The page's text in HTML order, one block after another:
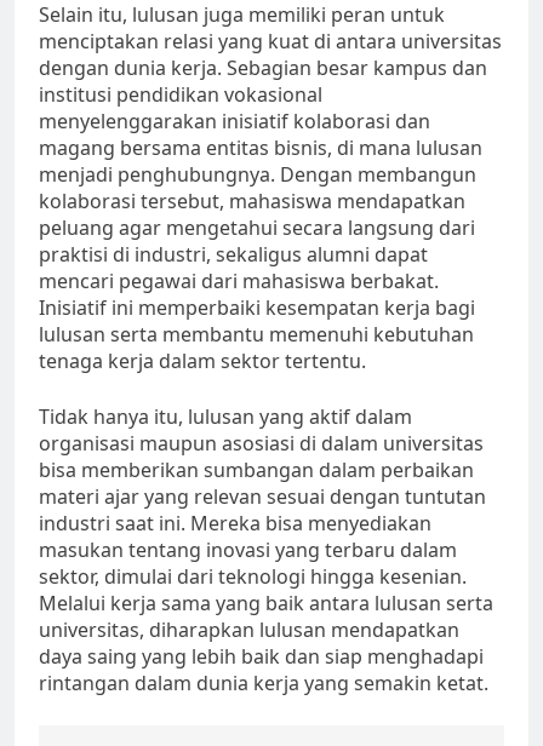
Selain itu, lulusan juga memiliki peran untuk
menciptakan relasi yang kuat di antara universitas
dengan dunia kerja. Sebagian besar kampus dan
institusi pendidikan vokasional
menyelenggarakan inisiatif kolaborasi dan
magang bersama entitas bisnis, di mana lulusan
menjadi penghubungnya. Dengan membangun
kolaborasi tersebut, mahasiswa mendapatkan
peluang agar mengetahui secara langsung dari
praktisi di industri, sekaligus alumni dapat
mencari pegawai dari mahasiswa berbakat.
Inisiatif ini memperbaiki kesempatan kerja bagi
lulusan serta membantu memenuhi kebutuhan
tenaga kerja dalam sektor tertentu.
Tidak hanya itu, lulusan yang aktif dalam
organisasi maupun asosiasi di dalam universitas
bisa memberikan sumbangan dalam perbaikan
materi ajar yang relevan sesuai dengan tuntutan
industri saat ini. Mereka bisa menyediakan
masukan tentang inovasi yang terbaru dalam
sektor, dimulai dari teknologi hingga kesenian.
Melalui kerja sama yang baik antara lulusan serta
universitas, diharapkan lulusan mendapatkan
daya saing yang lebih baik dan siap menghadapi
rintangan dalam dunia kerja yang semakin ketat.